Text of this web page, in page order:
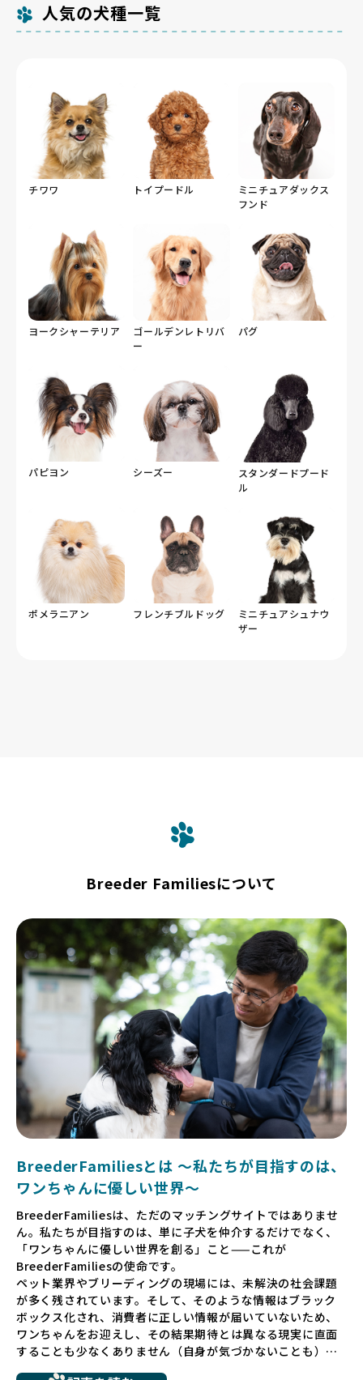
人気の犬種一覧
チワワ トイプードル
ミニチュアダックス
フンド
ヨークシャーテリア
ゴールデンレトリバ
ー
パグ
パピヨン シーズー
スタンダードプード
ル
ポメラニアン フレンチブルドッグ
ミニチュアシュナウ
ザー
Breeder Familiesについて
BreederFamiliesとは 〜私たちが目指すのは、
ワンちゃんに優しい世界〜
BreederFamiliesは、ただのマッチングサイトではありませ
ん。私たちが目指すのは、単に子犬を仲介するだけでなく、
「ワンちゃんに優しい世界を創る」こと——これが
BreederFamiliesの使命です。
ペット業界やブリーディングの現場には、未解決の社会課題
が多く残されています。そして、そのような情報はブラック
ボックス化され、消費者に正しい情報が届いていないため、
ワンちゃんをお迎えし、その結果期待とは異なる現実に直面
することも少なくありません（自身が気づかないことも）。